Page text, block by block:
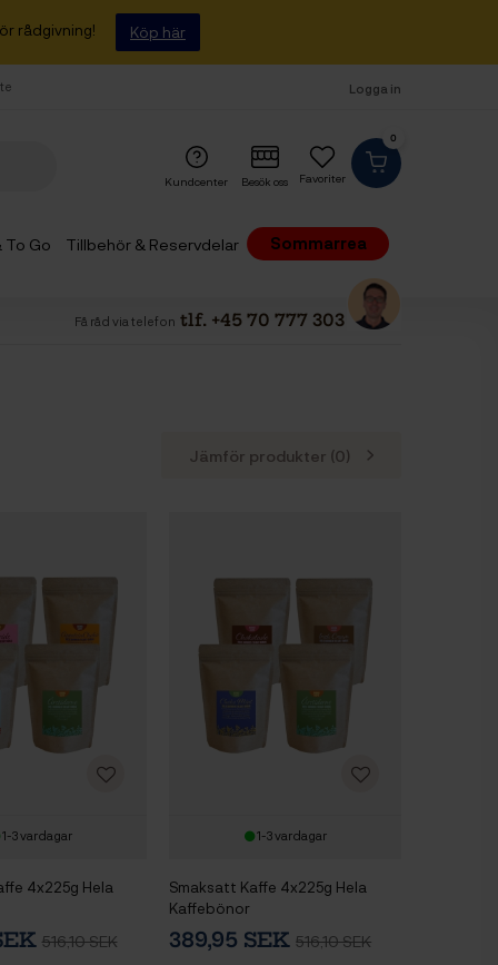
rådgivning! Köp här
Logga in
0
Favoriter
Kundcenter Besök oss
To Go Tillbehör & Reservdelar Sommarrea
Få råd via telefon tlf. +45 70 777 303
Jämför produkter (0)
1-3 vardagar
4x225g Hela
516,10 SEK
1-3 vardagar
Smaksatt Kaffe 4x225g Hela
Kaffebönor
389,95 SEK516,10 SEK